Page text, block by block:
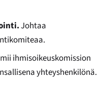
Johtaa
ihmisoikeuskomission
yhteyshenkilönä.